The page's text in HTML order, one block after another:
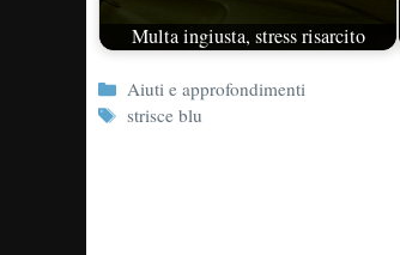
Multa ingiusta, stress risarcito
Categorie
Aiuti e approfondimenti
Tag
strisce blu